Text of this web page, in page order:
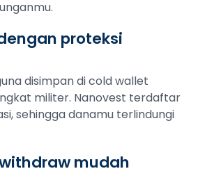
proteksi
disimpan di cold wallet
militer. Nanovest terdaftar
sehingga danamu terlindungi
mudah